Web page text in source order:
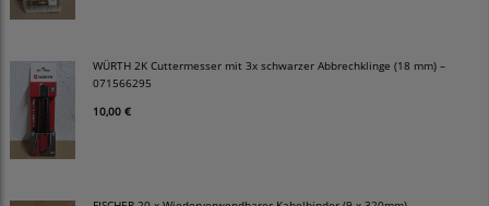
WÜRTH 2K Cuttermesser mit 3x schwarzer Abbrechklinge (18 mm) –
071566295
10,00 €